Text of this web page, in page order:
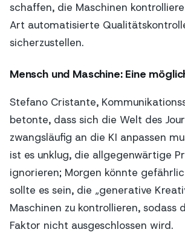
schaffen, die Maschinen
Art automatisierte
sicherzustellen.
Mensch und Maschine: Eine
Stefano Cristante,
betonte, dass sich die Welt des
zwangsläufig an die KI anpassen
ist es unklug, die allgegenwärtige
ignorieren; Morgen könnte
sollte es sein, die „generative
Maschinen zu kontrollieren, sodass
Faktor nicht ausgeschlossen wird.